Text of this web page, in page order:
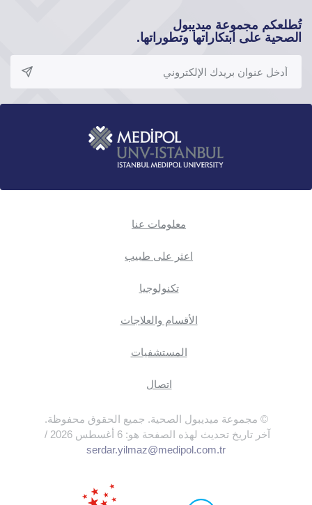
تُطلعكم مجموعة ميديبول
الصحية على ابتكاراتها وتطوراتها.
معلومات عنا
اعثر على طبيب
تكنولوجيا
الأقسام والعلاجات
المستشفيات
اتصال
© مجموعة ميديبول الصحية. جميع الحقوق محفوظة.
آخر تاريخ تحديث لهذه الصفحة هو: 6 أغسطس 2026 /
serdar.yilmaz@medipol.com.tr